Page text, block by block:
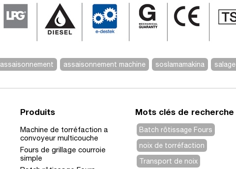
assaisonnement assaisonnement machine soslamamakina salage
Produits
Machine de torréfaction a
convoyeur multicouche
Fours de grillage courroie
simple
Mots clés de recherche
Batch rôtissage Fours
noix de torréfaction
Transport de noix